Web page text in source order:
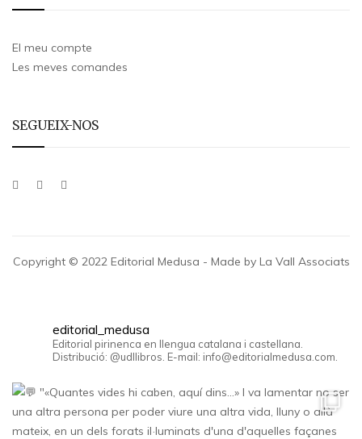
El meu compte
Les meves comandes
SEGUEIX-NOS
Copyright © 2022 Editorial Medusa - Made by La Vall Associats
editorial_medusa
Editorial pirinenca en llengua catalana i castellana.
Distribució: @udllibros. E-mail: info@editorialmedusa.com.